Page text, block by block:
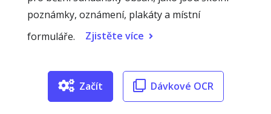
poznámky, oznámení, plakáty a místní
formuláře.
Zjistěte více
Začít Dávkové OCR